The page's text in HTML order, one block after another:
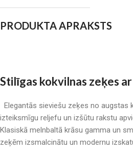
PRODUKTA APRAKSTS
Stilīgas kokvilnas zeķes
Elegantās sieviešu zeķes no augstas
izteiksmīgu reljefu un izšūtu rakstu
Klasiskā melnbaltā krāsu gamma un
zeķēm izsmalcinātu un modernu